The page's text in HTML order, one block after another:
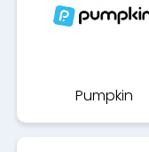
Pumpkin